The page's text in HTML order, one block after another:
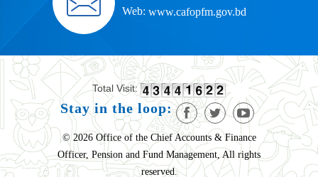
Web: www.cafopfm.gov.bd
Total Visit:
Stay in the loop:
© 2026 Office of the Chief Accounts & Finance
Officer, Pension and Fund Management, All rights
reserved.